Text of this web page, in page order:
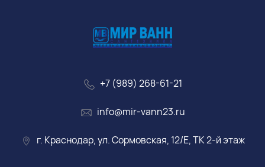
+7 (989) 268-61-21
info@mir-vann23.ru
г. Краснодар, ул. Сормовская, 12/Е, ТК 2-й этаж